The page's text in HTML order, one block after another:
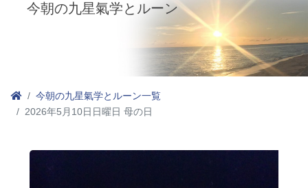
今朝の九星氣学とルーン
今朝の九星氣学とルーン一覧
2026年5月10日日曜日 母の日